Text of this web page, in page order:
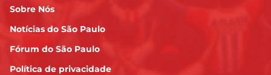
Sobre Nós
Notícias do São Paulo
Fórum do São Paulo
Política de privacidade